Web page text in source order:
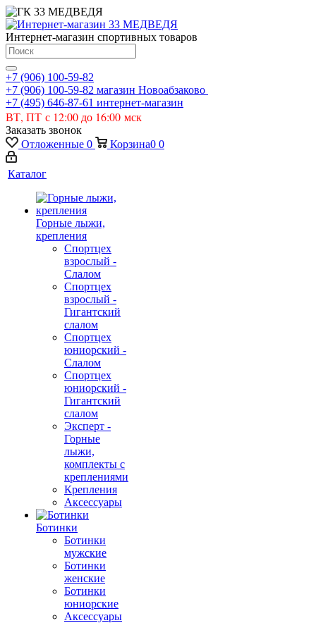
Интернет-магазин спортивных товаров
+7 (906) 100-59-82
+7 (906) 100-59-82 магазин Новоабзаково
+7 (495) 646-87-61 интернет-магазин
ВТ, ПТ с 12:00 до 16:00 мск
Заказать звонок
Отложенные 0 Корзина0 0
Каталог
Горные лыжи,
крепления
Спортцех
взрослый -
Слалом
Спортцех
взрослый -
Гигантский
слалом
Спортцех
юниорский -
Слалом
Спортцех
юниорский -
Гигантский
слалом
Эксперт -
Горные
лыжи,
комплекты с
креплениями
Крепления
Аксессуары
Ботинки
Ботинки
мужские
Ботинки
женские
Ботинки
юниорские
Аксессуары